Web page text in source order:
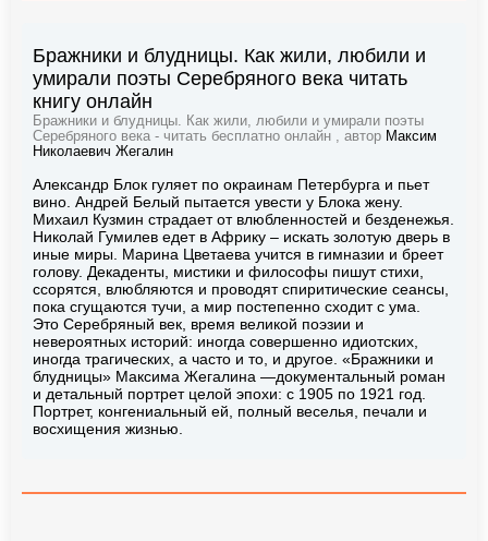
Бражники и блудницы. Как жили, любили и
умирали поэты Серебряного века читать
книгу онлайн
Бражники и блудницы. Как жили, любили и умирали поэты
Серебряного века - читать бесплатно онлайн , автор Максим
Николаевич Жегалин
Александр Блок гуляет по окраинам Петербурга и пьет
вино. Андрей Белый пытается увести у Блока жену.
Михаил Кузмин страдает от влюбленностей и безденежья.
Николай Гумилев едет в Африку – искать золотую дверь в
иные миры. Марина Цветаева учится в гимназии и бреет
голову. Декаденты, мистики и философы пишут стихи,
ссорятся, влюбляются и проводят спиритические сеансы,
пока сгущаются тучи, а мир постепенно сходит с ума.
Это Серебряный век, время великой поэзии и
невероятных историй: иногда совершенно идиотских,
иногда трагических, а часто и то, и другое. «Бражники и
блудницы» Максима Жегалина —документальный роман
и детальный портрет целой эпохи: с 1905 по 1921 год.
Портрет, конгениальный ей, полный веселья, печали и
восхищения жизнью.